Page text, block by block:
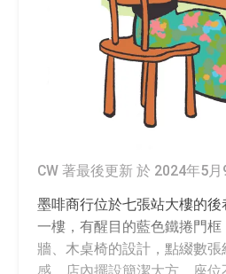
CW 著最後更新 於 2024年5月
墨啡商行位於七張站大樓的
一樓，有醒目的藍色鐵捲門
牆、木桌椅的設計，點綴數